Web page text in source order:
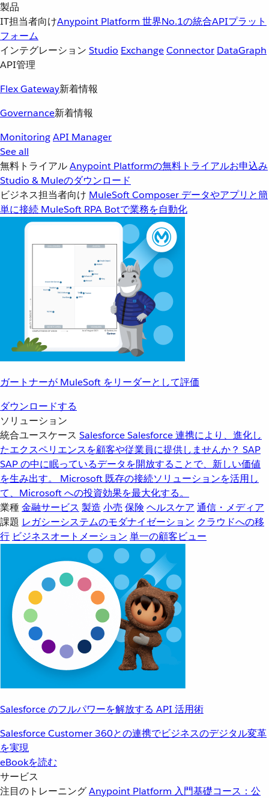
製品
IT担当者向けAnypoint Platform 世界No.1の統合APIプラット
フォーム
インテグレーション Studio ExchangeConnector DataGraph
API管理
Flex Gateway新着情報
Governance新着情報
MonitoringAPI Manager
See all
無料トライアルAnypoint Platformの無料トライアルお申込み
Studio & Muleのダウンロード
ビジネス担当者向け MuleSoft Composer データやアプリと簡
単に接続 MuleSoft RPA Botで業務を自動化
ガートナーが MuleSoft をリーダーとして評価
ダウンロードする
ソリューション
統合ユースケース SalesforceSalesforce 連携により、進化し
たエクスペリエンスを顧客や従業員に提供しませんか？ SAP
SAP の中に眠っているデータを開放することで、新しい価値
を生み出す。
Microsoft 既存の接続ソリューションを活用し
て、Microsoft への投資効果を最大化する。
業種金融サービス 製造 小売 保険 ヘルスケア 通信・メディア
課題 レガシーシステムのモダナイゼーション クラウドへの移
行 ビジネスオートメーション 単一の顧客ビュー
Salesforce のフルパワーを解放する API 活用術
Salesforce Customer 360との連携でビジネスのデジタル変革
を実現
eBookを読む
サービス
注目のトレーニングAnypoint Platform 入門基礎コース：公